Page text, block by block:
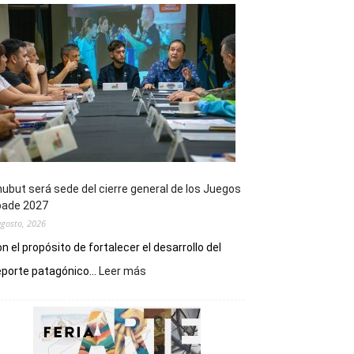
será sede del cierre general de los Juegos
2027
2026
el propósito de fortalecer el desarrollo del
patagónico...
Leer más
sede
del